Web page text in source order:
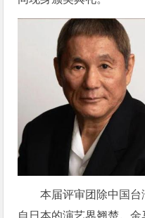
本届评审团除中国
自日本的演艺界翘楚。